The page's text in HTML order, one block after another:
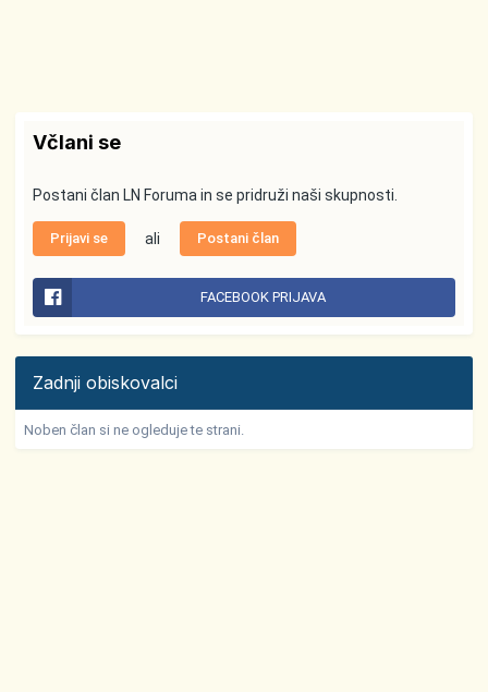
Včlani se
Postani član LN Foruma in se pridruži naši skupnosti.
Prijavi se ali Postani član
FACEBOOK PRIJAVA
Zadnji obiskovalci
Noben član si ne ogleduje te strani.